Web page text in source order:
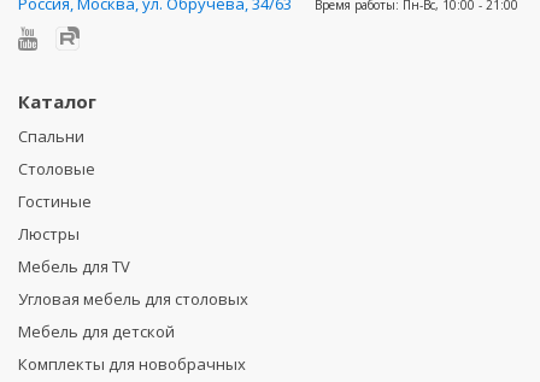
Время работы: Пн-Вс, 10:00 - 21:00
Каталог
Спальни
Столовые
Гостиные
Люстры
Мебель для TV
Угловая мебель для столовых
Мебель для детской
Комплекты для новобрачных